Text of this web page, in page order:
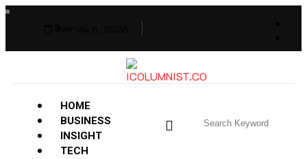
HOME
BUSINESS
INSIGHT
TECH